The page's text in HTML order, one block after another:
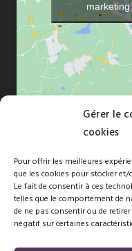
Gérer le
cookies
Pour offrir les meilleures
que les cookies pour stocker
Le fait de consentir à ces
telles que le comportement de
de ne pas consentir ou de
négatif sur certaines
Copyright © 2010-2026
Membre d’une